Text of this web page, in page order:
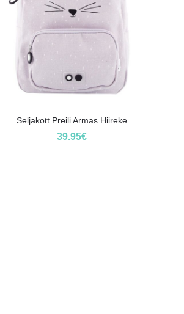
Seljakott Preili Armas Hiireke
39.95€